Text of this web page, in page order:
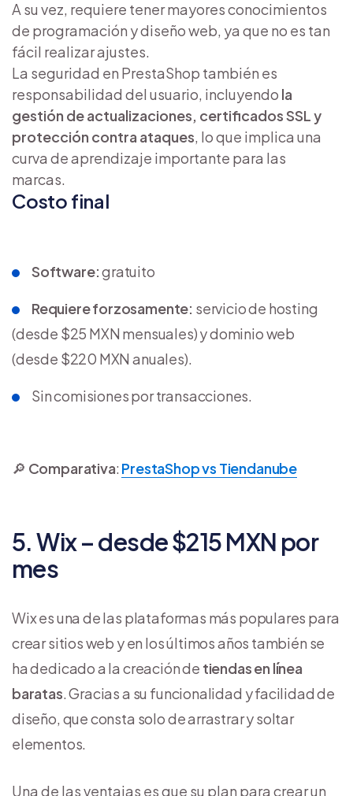
A su vez, requiere tener mayores conocimientos
de programación y diseño web, ya que no es tan
fácil realizar ajustes.
La seguridad en PrestaShop también es
responsabilidad del usuario, incluyendo la
gestión de actualizaciones, certificados SSL y
protección contra ataques , lo que implica una
curva de aprendizaje importante para las
marcas.
Costo final
Software:gratuito
Requiere forzosamente: servicio de hosting
(desde $25 MXN mensuales) y dominio web
(desde $220 MXN anuales).
Sin comisiones por transacciones.
🔎 Comparativa: PrestaShop vs Tiendanube
5. Wix – desde $215 MXN por
mes
Wix es una de las plataformas más populares para
crear sitios web y en los últimos años también se
ha dedicado a la creación de tiendas en línea
baratas . Gracias a su funcionalidad y facilidad de
diseño, que consta solo de arrastrar y soltar
elementos.
Una de las ventajas es que su plan para crear un